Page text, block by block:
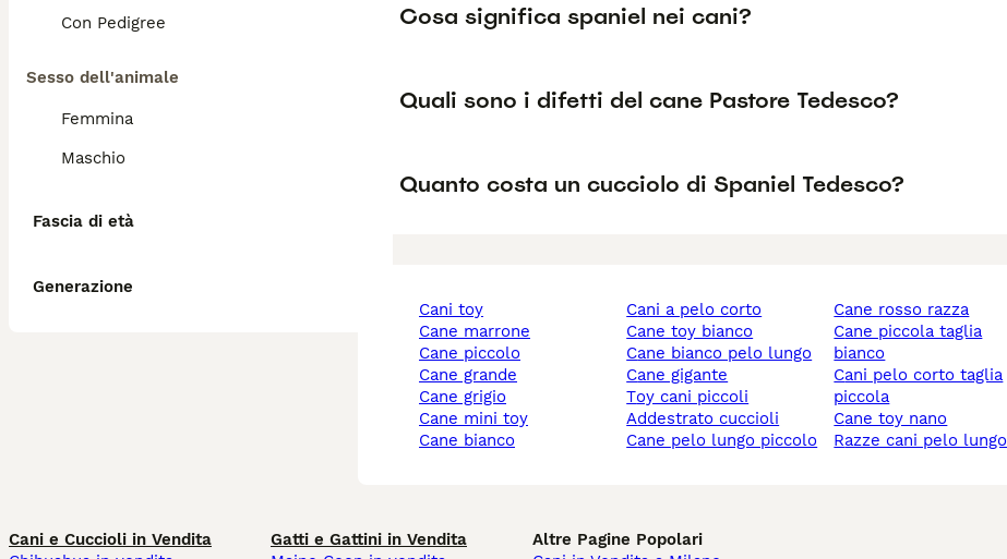
Con Pedigree
Sesso dell'animale
Femmina
Maschio
Fascia di età
Generazione
Cosa significa spaniel nei cani?
Quali sono i difetti del cane Pastore Tedesco?
Quanto costa un cucciolo di Spaniel Tedesco?
cani toy
cane marrone
cane piccolo
cane grande
cane grigio
cane mini toy
cane bianco
cani a pelo corto
cane toy bianco
cane bianco pelo lungo
cane gigante
toy cani piccoli
addestrato cuccioli
cane pelo lungo piccolo
cane rosso razza
cane piccola taglia
bianco
cani pelo corto taglia
piccola
cane toy nano
razze cani pelo lungo
Cani e Cuccioli in Vendita
Gatti e Gattini in Vendita
Altre Pagine Popolari